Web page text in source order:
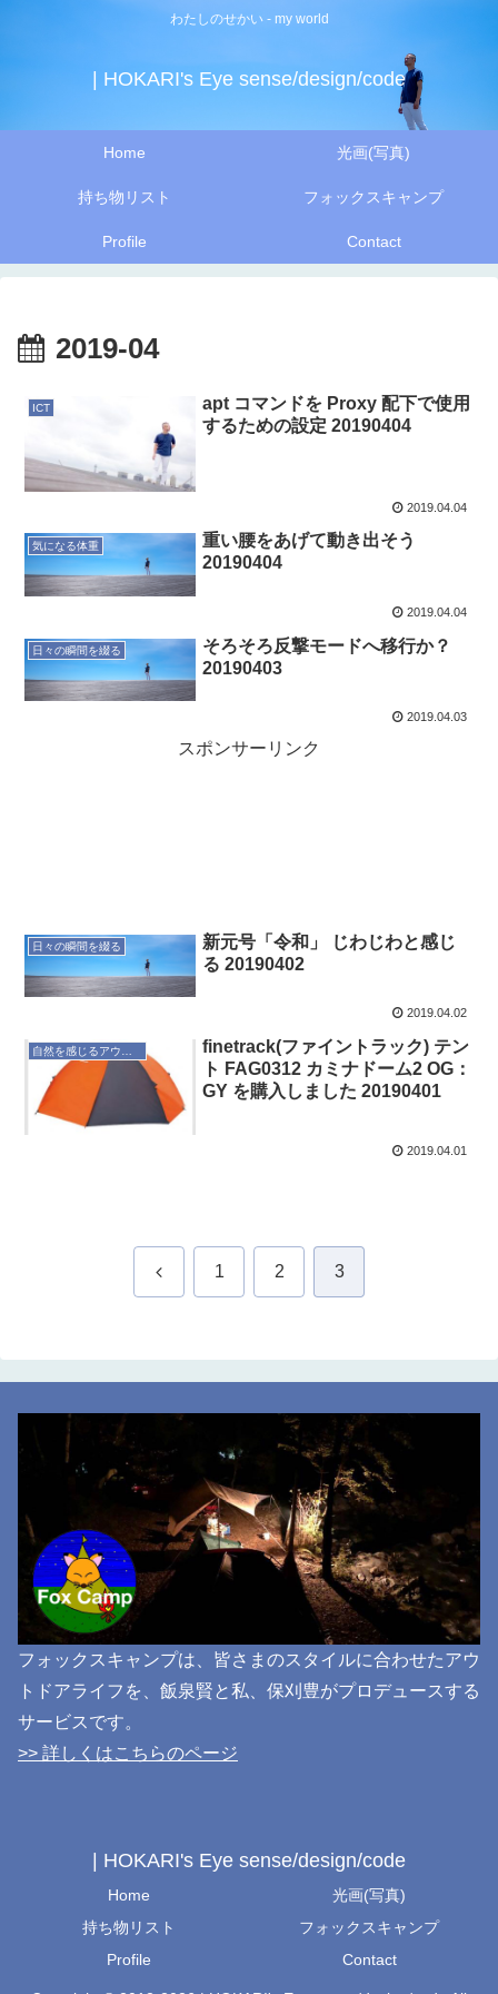
わたしのせかい - my world
| HOKARI's Eye sense/design/code
Home 光画(写真)
持ち物リスト フォックスキャンプ
Profile Contact
2019-04
ICT
apt コマンドを Proxy 配下で使用
するための設定 20190404
2019.04.04
気になる体重
重い腰をあげて動き出そう
20190404
2019.04.04
日々の瞬間を綴る
そろそろ反撃モードへ移行か？
20190403
2019.04.03
スポンサーリンク
日々の瞬間を綴る
新元号「令和」 じわじわと感じ
る 20190402
2019.04.02
finetrack(ファイントラック) テン
ト FAG0312 カミナドーム2 OG：
GY を購入しました 20190401
2019.04.01
前 1 2 3
フォックスキャンプは、皆さまのスタイルに合わせたアウ
トドアライフを、飯泉賢と私、保刈豊がプロデュースする
サービスです。
>> 詳しくはこちらのページ
| HOKARI's Eye sense/design/code
Home
光画(写真)
持ち物リスト
フォックスキャンプ
Profile
Contact